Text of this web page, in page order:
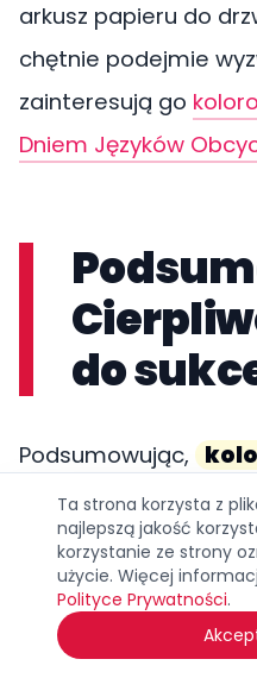
arkusz papieru do
chętnie podejmie
zainteresują go
Dniem Języków
do
Podsumowując,
to proces pełen
którym dziecko uczy
mają realny wpływ
(zostawianie śladu).
opiekunowie,
Ta strona korzysta z
najlepszą jakość
korzystanie ze strony
użycie. Więcej
Polityce Prywatności.